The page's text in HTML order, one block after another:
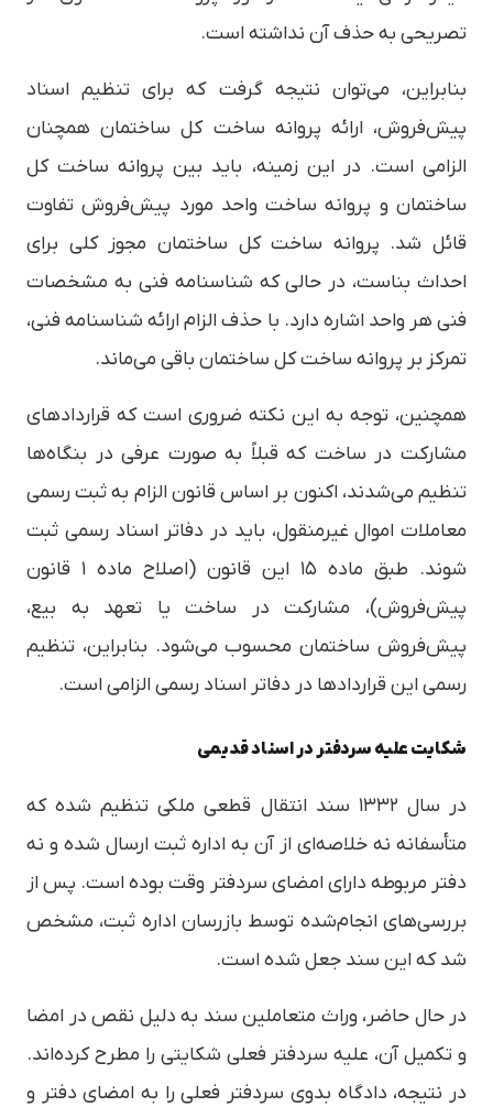
تصریحی به حذف آن نداشته است.
بنابراین، می‌توان نتیجه گرفت که برای تنظیم اسناد
پیش‌فروش، ارائه پروانه ساخت کل ساختمان همچنان
الزامی است. در این زمینه، باید بین پروانه ساخت کل
ساختمان و پروانه ساخت واحد مورد پیش‌فروش تفاوت
قائل شد. پروانه ساخت کل ساختمان مجوز کلی برای
احداث بناست، در حالی که شناسنامه فنی به مشخصات
فنی هر واحد اشاره دارد. با حذف الزام ارائه شناسنامه فنی،
تمرکز بر پروانه ساخت کل ساختمان باقی می‌ماند.
همچنین، توجه به این نکته ضروری است که قراردادهای
مشارکت در ساخت که قبلاً به صورت عرفی در بنگاه‌ها
تنظیم می‌شدند، اکنون بر اساس قانون الزام به ثبت رسمی
معاملات اموال غیرمنقول، باید در دفاتر اسناد رسمی ثبت
شوند. طبق ماده ۱۵ این قانون (اصلاح ماده ۱ قانون
پیش‌فروش)، مشارکت در ساخت یا تعهد به بیع،
پیش‌فروش ساختمان محسوب می‌شود. بنابراین، تنظیم
رسمی این قراردادها در دفاتر اسناد رسمی الزامی است.
شکایت علیه سردفتر در اسناد قدیمی
در سال ۱۳۳۲ سند انتقال قطعی ملکی تنظیم شده که
متأسفانه نه خلاصه‌ای از آن به اداره ثبت ارسال شده و نه
دفتر مربوطه دارای امضای سردفتر وقت بوده است. پس از
بررسی‌های انجام‌شده توسط بازرسان اداره ثبت، مشخص
شد که این سند جعل شده است.
در حال حاضر، وراث متعاملین سند به دلیل نقص در امضا
و تکمیل آن، علیه سردفتر فعلی شکایتی را مطرح کرده‌اند.
در نتیجه، دادگاه بدوی سردفتر فعلی را به امضای دفتر و